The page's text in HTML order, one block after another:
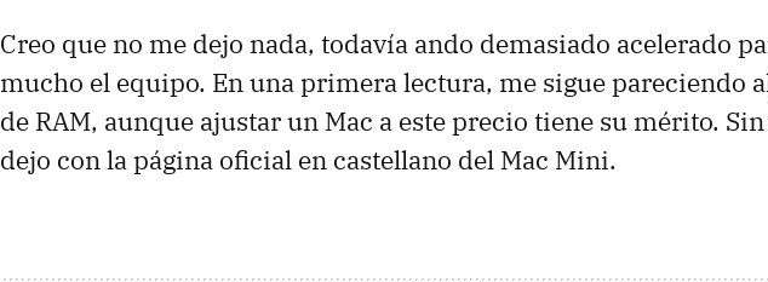
Creo que no me dejo nada, todavía ando demasiado acelerado
mucho el equipo. En una primera lectura, me sigue pareciendo
de RAM, aunque ajustar un Mac a este precio tiene su mérito.
dejo con la página oficial en castellano del Mac Mini.